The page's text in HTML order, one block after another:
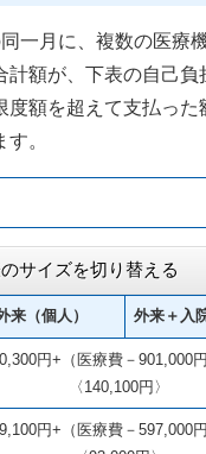
一月に、複数の医療
計額が、下表の自己負
度額を超えて支払った
。
サイズを切り替える
来（個人） 外来＋入
円+（医療費－901,000
〈140,100円〉
円+（医療費－597,000